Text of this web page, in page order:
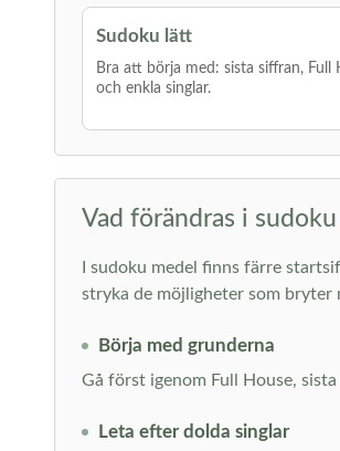
Sudoku lätt
Bra att börja med: sista siffran, Full
och enkla singlar.
Vad förändras i
I sudoku medel finns färre
stryka de möjligheter som bryter
Börja med grunderna
Gå först igenom Full House,
Leta efter dolda singlar